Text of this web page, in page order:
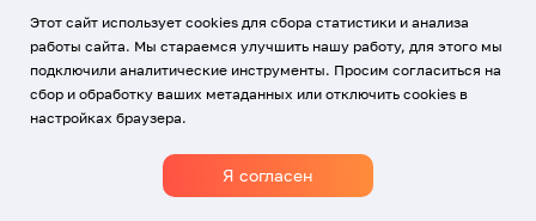
подсказать или посоветовать. Не надо это
воспринимать как нечто патологическое
Важнее говорить о повышении эффективности
работы системы. Вот вы знаете, в чем суть реформы
оказания медпомощи беременным? Для каждой
пациентки выбиралось медучреждение, которое
Этот сайт использует cookies для сбора статистики и анализа
работы сайта. Мы стараемся улучшить нашу работу, для этого мы
подключили аналитические инструменты. Просим согласиться на
сбор и обработку ваших метаданных или отключить cookies в
настройках браузера.
Я согласен